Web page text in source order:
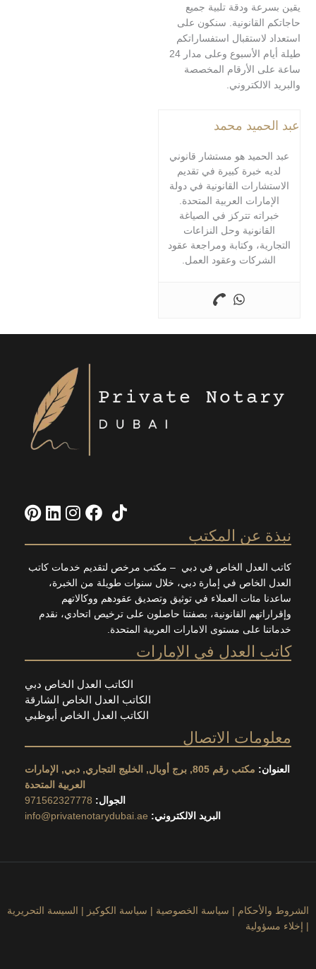
ودقة تلبية جميع
القانونية. سنكون على
لاستقبال استفساراتكم
طيلة أيام الأسبوع وعلى مدار 24
الأرقام المخصصة
محمد
هو مستشار قانوني
خبرة كبيرة في تقديم
القانونية في دولة
العربية المتحدة.
تتركز في الصياغة
وحل النزاعات
وكتابة ومراجعة عقود
وعقود العمل.
Facebook
Instagram
LinkedIn
Pinterest
عن المكتب
العدل الخاص في دبي – مكتب مرخص لتقديم خدمات كاتب
الخاص في إمارة دبي، خلال سنوات طويلة من الخبرة،
مئات العملاء في توثيق وتصديق عقودهم ووكالاتهم
القانونية، بصفتنا حاصلون على ترخيص اتحادي، نقدم
على مستوى الامارات العربية المتحدة.
العدل في الإمارات
الكاتب العدل الخاص دبي
الكاتب العدل الخاص الشارقة
الكاتب العدل الخاص أبوظبي
الاتصال
مكتب رقم 805, برج أوبال, الخليج التجاري, دبي, الإمارات
العربية المتحدة
971562327778
البريد الالكتروني: info@privatenotarydubai.ae
| سياسة الخصوصية|سياسة الكوكيز|السيسة التحريرية